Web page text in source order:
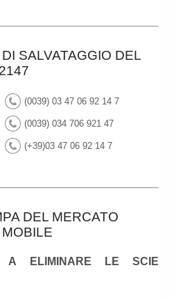
SALVATAGGIO DEL
(0039) 03 47 06 92 14 7
(0039) 034 706 921 47
(+39)03 47 06 92 14 7
DEL MERCATO
A ELIMINARE LE SCIE